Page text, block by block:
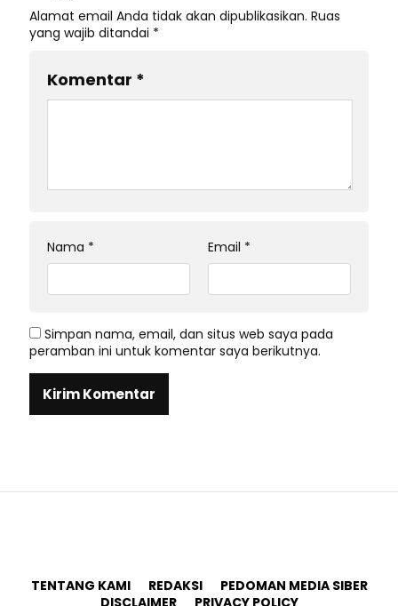
Alamat email Anda tidak akan dipublikasikan. Ruas
yang wajib ditandai *
Komentar *
Nama * Email *
Simpan nama, email, dan situs web saya pada
peramban ini untuk komentar saya berikutnya.
TENTANG KAMI REDAKSI
PEDOMAN MEDIA SIBER
DISCLAIMER
PRIVACY POLICY